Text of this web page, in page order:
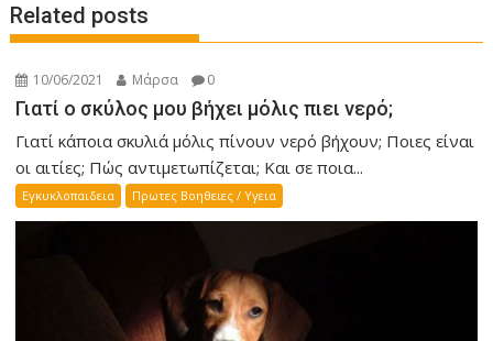
n
a
v
i
g
a
t
i
Related posts
10/06/2021 Μάρσα 0
Γιατί ο σκύλος μου βήχει μόλις πιει νερό;
Γιατί κάποια σκυλιά μόλις πίνουν νερό βήχουν; Ποιες είναι
οι αιτίες; Πώς αντιμετωπίζεται; Και σε ποια...
Εγκυκλοπαιδεια Πρωτες Βοηθειες / Υγεια